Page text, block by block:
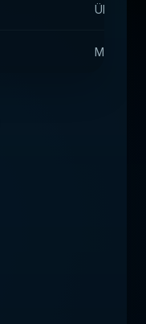
Mitte-